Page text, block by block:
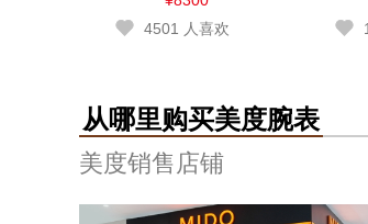
4501
人喜欢
从哪里购买美度腕表
美度销售店铺